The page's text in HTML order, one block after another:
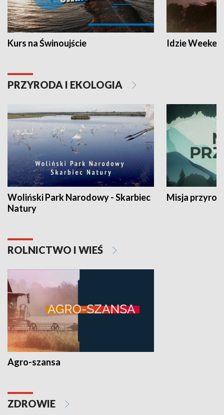
Kurs na Świnoujście Idzie
PRZYRODA I EKOLOGIA
Woliński Park Narodowy - Skarbiec
Natury
Misja
ROLNICTWO I WIEŚ
Agro-szansa
ZDROWIE